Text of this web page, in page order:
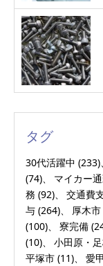
タグ
30代活躍中 (233)
(74)
マイカー
務 (92) 交通費
与 (264) 厚木市
(100)
寮完備
(10)
小田原・
平塚市 (11) 愛